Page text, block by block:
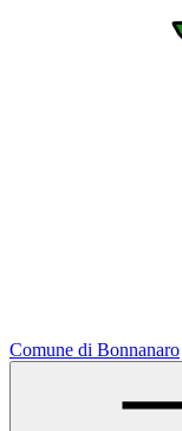
Comune di Bonnanaro